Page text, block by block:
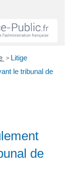
> Litige
le tribunal de
de